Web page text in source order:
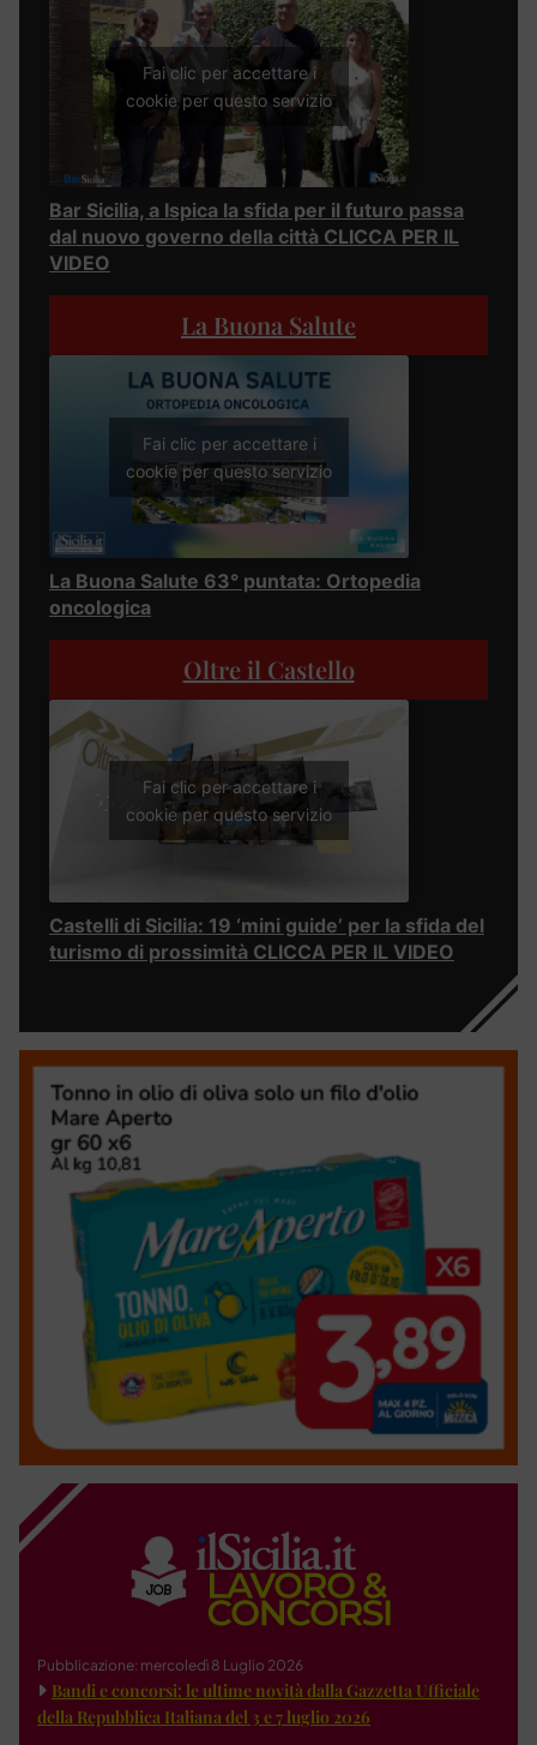
Fai clic per accettare i
cookie per questo servizio
Bar Sicilia, a Ispica la sfida per il futuro passa
dal nuovo governo della città CLICCA PER IL
VIDEO
La Buona Salute
Fai clic per accettare i
cookie per questo servizio
La Buona Salute 63° puntata: Ortopedia
oncologica
Oltre il Castello
Fai clic per accettare i
cookie per questo servizio
Castelli di Sicilia: 19 ‘mini guide’ per la sfida del
turismo di prossimità CLICCA PER IL VIDEO
Pubblicazione: mercoledì 8 Luglio 2026
Bandi e concorsi: le ultime novità dalla Gazzetta Ufficiale
della Repubblica Italiana del 3 e 7 luglio 2026